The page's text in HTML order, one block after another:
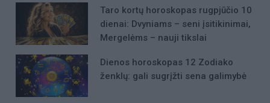
Taro kortų horoskopas rugpjūčio 10
dienai: Dvyniams – seni įsitikinimai,
Mergelėms – nauji tikslai
Dienos horoskopas 12 Zodiako
ženklų: gali sugrįžti sena galimybė